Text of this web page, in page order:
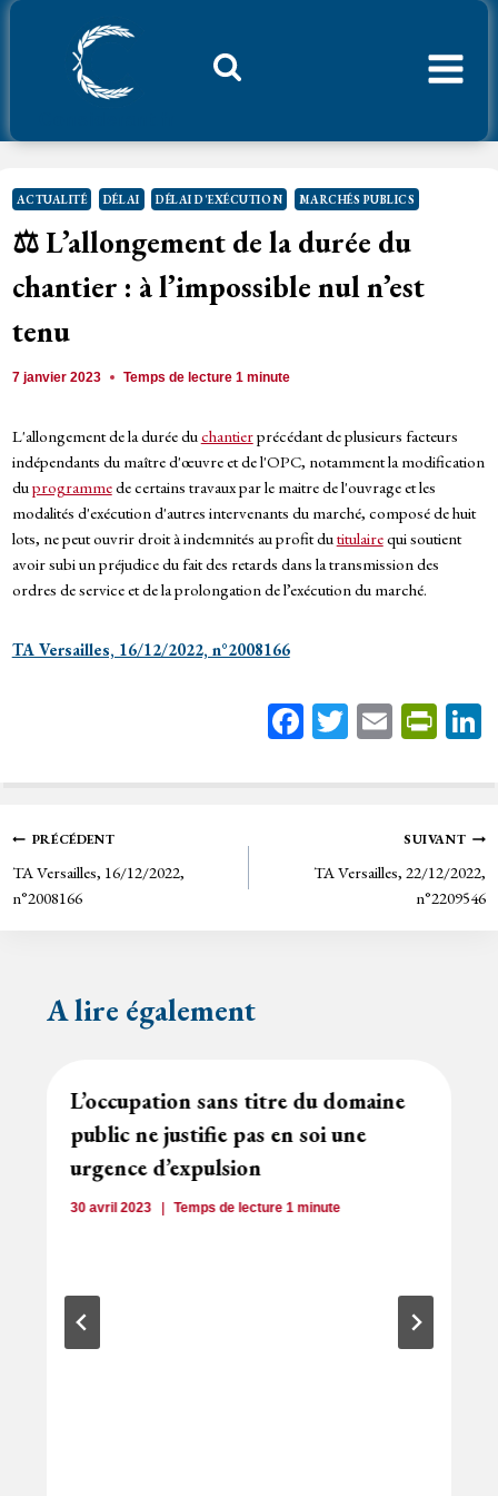
Aller
ACTUALITÉ DÉLAI DÉLAI D'EXÉCUTION MARCHÉS PUBLICS
⚖️ L’allongement de la durée du
chantier : à l’impossible nul n’est
tenu
7 janvier 2023 Temps de lecture1 minute
L'allongement de la durée duchantierprécédant de plusieurs facteurs
indépendants du maître d'œuvre et de l'OPC, notamment la modification
duprogrammede certains travaux par le maitre de l'ouvrage et les
modalités d'exécution d'autres intervenants du marché, composé de huit
lots, ne peut ouvrir droit à indemnités au profit dutitulairequi soutient
avoir subi un préjudice du fait des retards dans la transmission des
ordres de service et de la prolongation de l’exécution du marché.
TA Versailles, 16/12/2022, n°2008166
Fa
bo
T
tt
E
ail
Pr
tF
rie
n
dl
Navigation
de
PRÉCÉDENT
TA Versailles, 16/12/2022,
n°2008166
SUIVANT
TA Versailles, 22/12/2022,
n°2209546
A lire également
L’occupation sans titre du domaine
public ne justifie pas en soi une
urgence d’expulsion
30 avril 2023 Temps de lecture 1minute